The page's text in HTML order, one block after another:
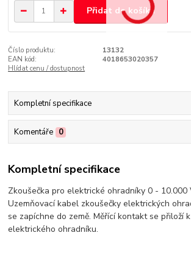
Přidat do košíku
Číslo produktu:
13132
EAN kód:
4018653020357
Hlídat cenu / dostupnost
Kompletní specifikace
Komentáře 0
Kompletní specifikace
Zkoušečka pro elektrické ohradníky 0 - 10.000
Uzemňovací kabel zkoušečky elektrických
se zapíchne do země. Měřící kontakt se přiloží
elektrického ohradníku.